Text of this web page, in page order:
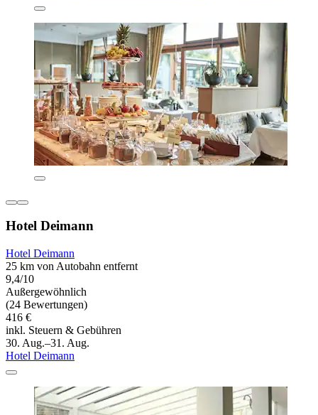
Hotel Deimann
Hotel Deimann
25 km von Autobahn entfernt
9,4/10
Außergewöhnlich
(24 Bewertungen)
416 €
inkl. Steuern & Gebühren
30. Aug.–31. Aug.
Hotel Deimann